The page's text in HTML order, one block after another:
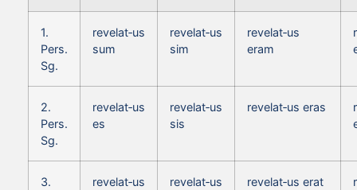
1.
Pers.
Sg.
revelat‑us
sum
revelat‑us
sim
revelat‑us
eram
2.
Pers.
Sg.
revelat‑us
es
revelat‑us
sis
revelat‑us eras
3.
revelat‑us
revelat‑us
revelat‑us erat